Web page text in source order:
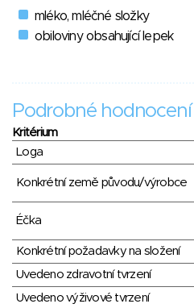
mléko, mléčné složky
obiloviny obsahující lepek
Podrobné hodnocení
Kritérium
Loga
Konkrétní země původu/výrobce
Éčka
Konkrétní požadavky na složení
Uvedeno zdravotní tvrzení
Uvedeno výživové tvrzení